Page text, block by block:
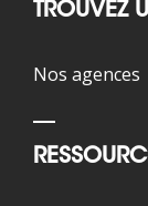
TROUVEZ
Nos agences